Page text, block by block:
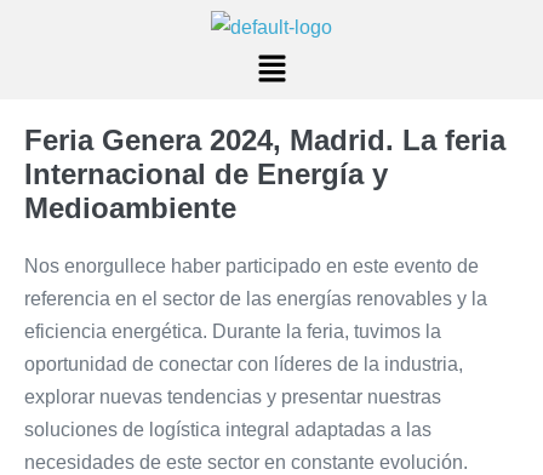
Feria Genera 2024, Madrid. La feria
Internacional de Energía y
Medioambiente
Nos enorgullece haber participado en este evento de
referencia en el sector de las energías renovables y la
eficiencia energética. Durante la feria, tuvimos la
oportunidad de conectar con líderes de la industria,
explorar nuevas tendencias y presentar nuestras
soluciones de logística integral adaptadas a las
necesidades de este sector en constante evolución.